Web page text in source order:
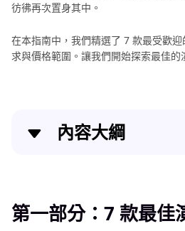
彷彿再次置身其中。
在本指南中，我們精選了 7 款最受歡
求與價格範圍。讓我們開始探索最佳的
內容大綱
第二部分：進一步提示：最佳音
第一部分：7 款最佳